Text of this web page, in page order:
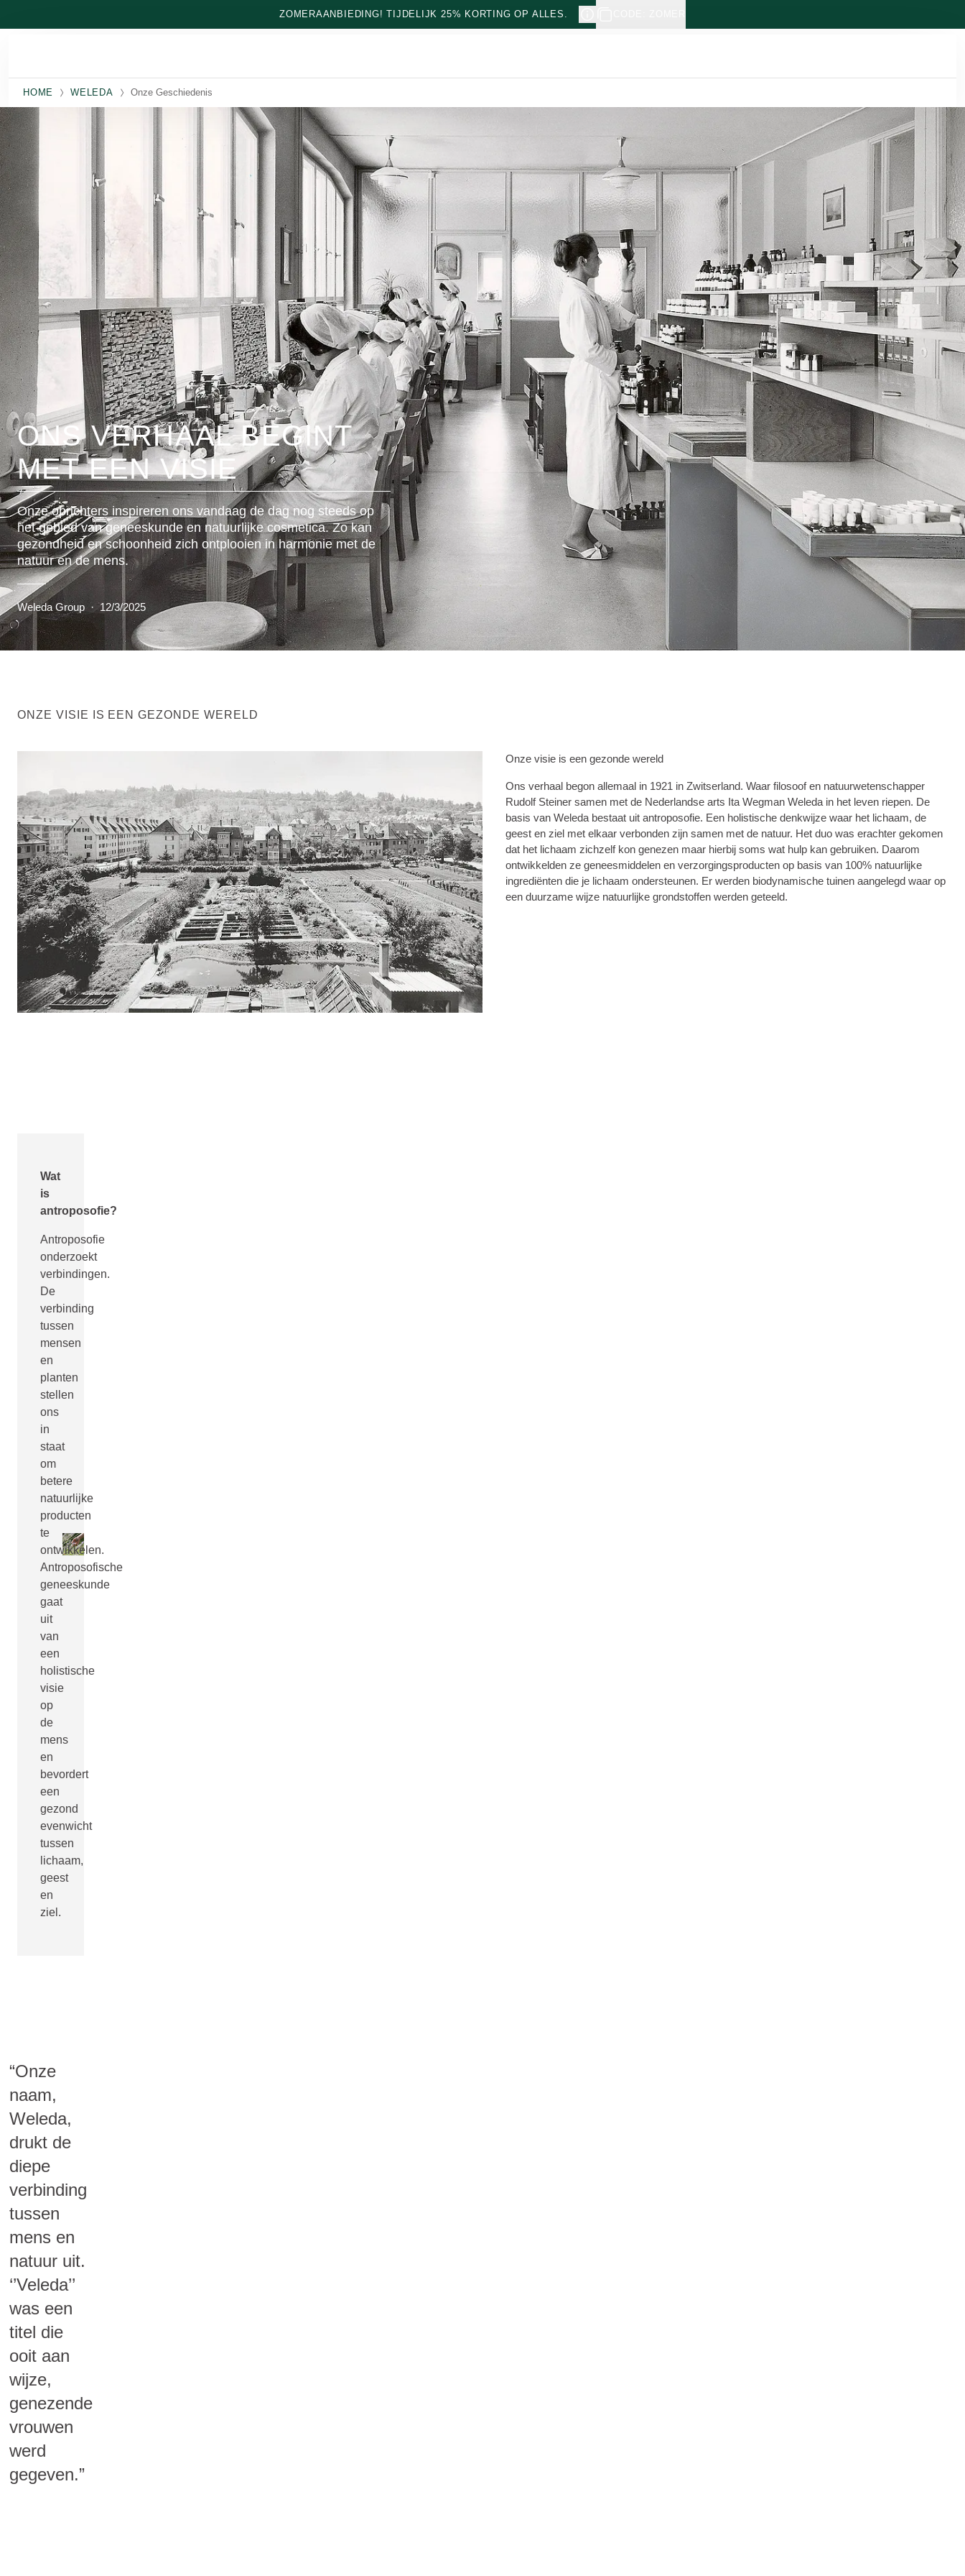
ZOMERAANBIEDING! TIJDELIJK 25% KORTING OP ALLES.
HOME WELEDA Onze Geschiedenis
ONS VERHAAL BEGINT
MET EEN VISIE
Onze oprichters inspireren ons vandaag de dag nog steeds op
het gebied van geneeskunde en natuurlijke cosmetica. Zo kan
gezondheid en schoonheid zich ontplooien in harmonie met de
natuur en de mens.
Weleda Group · 12/3/2025
ONZE VISIE IS EEN GEZONDE WERELD
Onze visie is een gezonde wereld
Ons verhaal begon allemaal in 1921 in Zwitserland. Waar filosoof en natuurwetenschapper
Rudolf Steiner samen met de Nederlandse arts Ita Wegman Weleda in het leven riepen. De
basis van Weleda bestaat uit antroposofie. Een holistische denkwijze waar het lichaam, de
geest en ziel met elkaar verbonden zijn samen met de natuur. Het duo was erachter gekomen
dat het lichaam zichzelf kon genezen maar hierbij soms wat hulp kan gebruiken. Daarom
ontwikkelden ze geneesmiddelen en verzorgingsproducten op basis van 100% natuurlijke
ingrediënten die je lichaam ondersteunen. Er werden biodynamische tuinen aangelegd waar op
een duurzame wijze natuurlijke grondstoffen werden geteeld.
Wat
is
antroposofie?
Antroposofie
onderzoekt
verbindingen.
De
verbinding
tussen
mensen
en
planten
stellen
ons
in
staat
om
betere
natuurlijke
producten
te
ontwikkelen.
Antroposofische
geneeskunde
gaat
uit
van
een
holistische
visie
op
de
mens
en
bevordert
een
gezond
evenwicht
tussen
lichaam,
geest
en
ziel.
“Onze
naam,
Weleda,
drukt de
diepe
verbinding
tussen
mens en
natuur uit.
‘’Veleda’’
was een
titel die
ooit aan
wijze,
genezende
vrouwen
werd
gegeven.”